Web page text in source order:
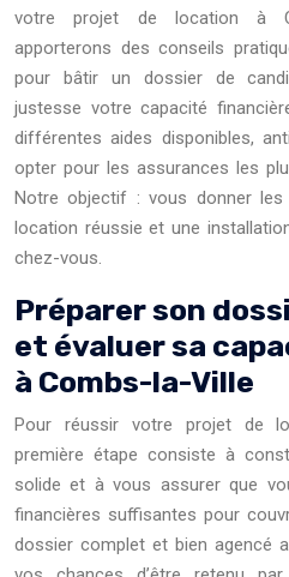
votre projet de location à
apporterons des conseils
pour bâtir un dossier de
justesse votre capacité
différentes aides disponibles,
opter pour les assurances les
Notre objectif : vous donner
location réussie et une
chez-vous.
Préparer son
et évaluer sa
à Combs-la-Ville
Pour réussir votre projet de
première étape consiste à
solide et à vous assurer que
financières suffisantes pour
dossier complet et bien agencé